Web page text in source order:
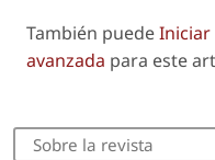
También puedeIniciar
avanzada para este
Sobre la revista